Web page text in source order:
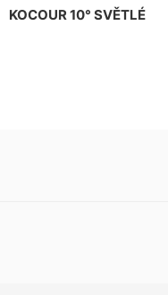
KOCOUR 10° SVĚTLÉ